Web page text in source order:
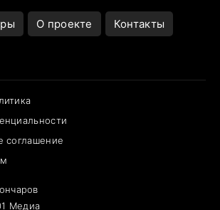
О проекте Контакты
соглашение
Медиа